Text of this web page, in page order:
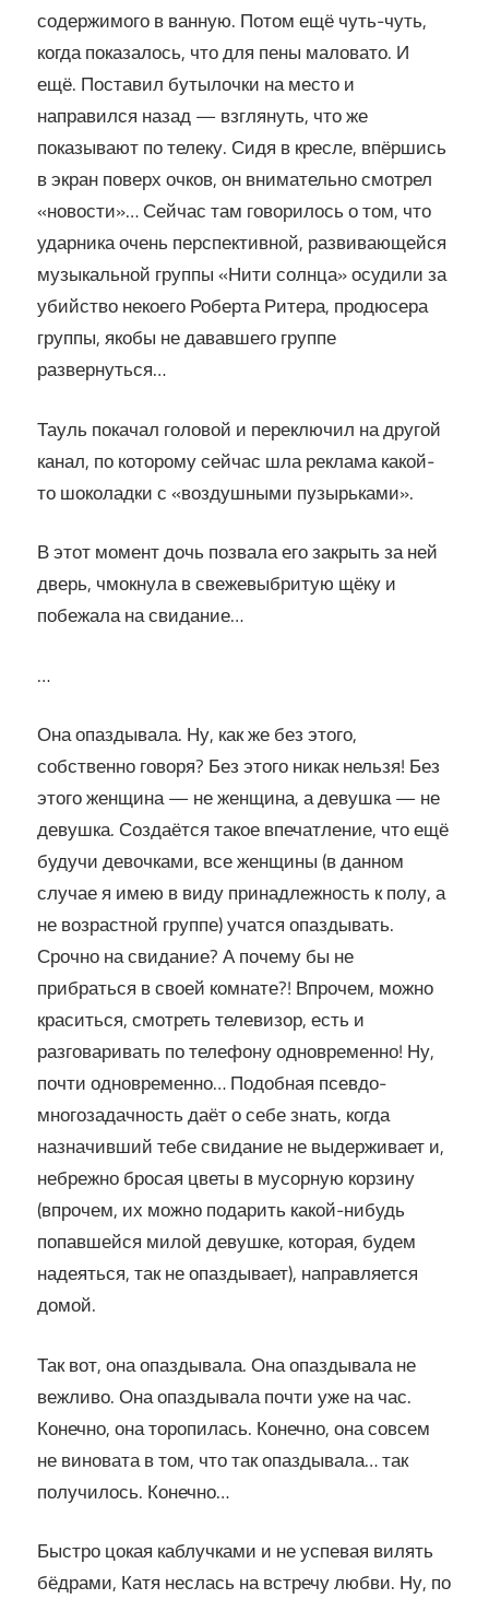
содержимого в ванную. Потом ещё чуть-чуть,
когда показалось, что для пены маловато. И
ещё. Поставил бутылочки на место и
направился назад — взглянуть, что же
показывают по телеку. Сидя в кресле, впёршись
в экран поверх очков, он внимательно смотрел
«новости»… Сейчас там говорилось о том, что
ударника очень перспективной, развивающейся
музыкальной группы «Нити солнца» осудили за
убийство некоего Роберта Ритера, продюсера
группы, якобы не дававшего группе
развернуться…
Тауль покачал головой и переключил на другой
канал, по которому сейчас шла реклама какой-
то шоколадки с «воздушными пузырьками».
В этот момент дочь позвала его закрыть за ней
дверь, чмокнула в свежевыбритую щёку и
побежала на свидание…
…
Она опаздывала. Ну, как же без этого,
собственно говоря? Без этого никак нельзя! Без
этого женщина — не женщина, а девушка — не
девушка. Создаётся такое впечатление, что ещё
будучи девочками, все женщины (в данном
случае я имею в виду принадлежность к полу, а
не возрастной группе) учатся опаздывать.
Срочно на свидание? А почему бы не
прибраться в своей комнате?! Впрочем, можно
краситься, смотреть телевизор, есть и
разговаривать по телефону одновременно! Ну,
почти одновременно… Подобная псевдо-
многозадачность даёт о себе знать, когда
назначивший тебе свидание не выдерживает и,
небрежно бросая цветы в мусорную корзину
(впрочем, их можно подарить какой-нибудь
попавшейся милой девушке, которая, будем
надеяться, так не опаздывает), направляется
домой.
Так вот, она опаздывала. Она опаздывала не
вежливо. Она опаздывала почти уже на час.
Конечно, она торопилась. Конечно, она совсем
не виновата в том, что так опаздывала… так
получилось. Конечно…
Быстро цокая каблучками и не успевая вилять
бёдрами, Катя неслась на встречу любви. Ну, по